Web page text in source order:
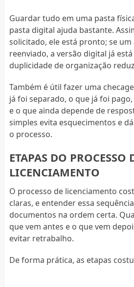
Guardar tudo em uma pasta
pasta digital ajuda bastante.
solicitado, ele está pronto; se
reenviado, a versão digital já
duplicidade de organização
Também é útil fazer uma
já foi separado, o que já foi
e o que ainda depende de
simples evita esquecimentos e
o processo.
ETAPAS DO PROCESSO
LICENCIAMENTO
O processo de licenciamento
claras, e entender essa
documentos na ordem certa.
que vem antes e o que vem
evitar retrabalho.
De forma prática, as etapas